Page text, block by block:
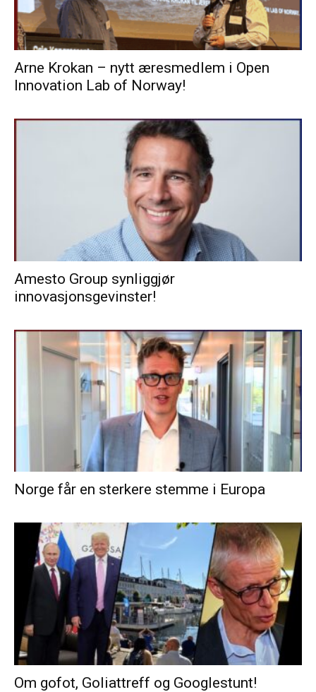
Arne Krokan – nytt æresmedlem i Open
Innovation Lab of Norway!
Amesto Group synliggjør
innovasjonsgevinster!
Norge får en sterkere stemme i Europa
Om gofot, Goliattreff og Googlestunt!